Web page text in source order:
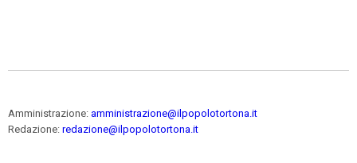
Amministrazione: amministrazione@ilpopolotortona.it
Redazione: redazione@ilpopolotortona.it